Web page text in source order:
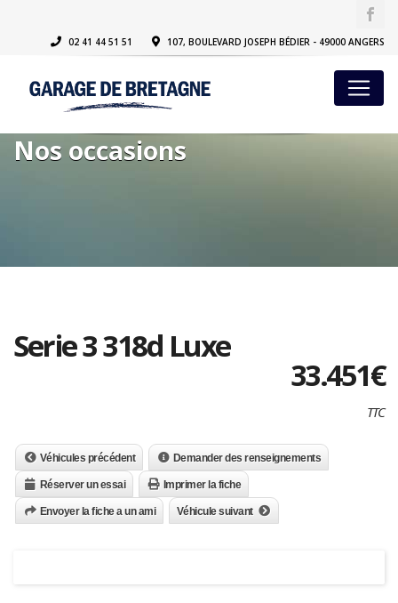
02 41 44 51 51 107, BOULEVARD JOSEPH BÉDIER - 49000 ANGERS
Nos occasions
Serie 3 318d Luxe
33.451€
TTC
Véhicules précédent Demander des renseignements
Réserver un essai Imprimer la fiche
Envoyer la fiche a un ami Véhicule suivant